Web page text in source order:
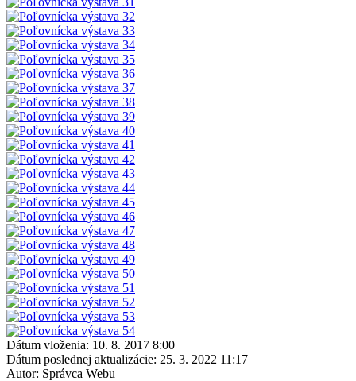
Dátum vloženia: 10. 8. 2017 8:00
Dátum poslednej aktualizácie: 25. 3. 2022 11:17
Autor: Správca Webu